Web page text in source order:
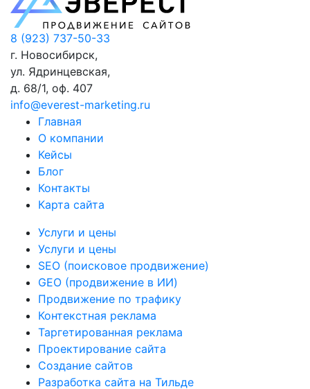
8 (923) 737-50-33
г. Новосибирск,
ул. Ядринцевская,
д. 68/1, оф. 407
info@everest-marketing.ru
Главная
О компании
Кейсы
Блог
Контакты
Карта сайта
Услуги и цены
Услуги и цены
SEO (поисковое продвижение)
GEO (продвижение в ИИ)
Продвижение по трафику
Контекстная реклама
Таргетированная реклама
Проектирование сайта
Создание сайтов
Разработка сайта на Тильде